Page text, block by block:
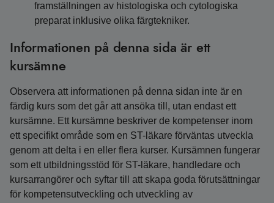
framställningen av histologiska och cytologiska
preparat inklusive olika färgtekniker.
Informationen på denna sida är ett
kursämne
Observera att informationen på denna sidan inte är en
färdig kurs som det går att ansöka till, utan endast ett
kursämne. Ett kursämne beskriver de kompetenser inom
ett specifikt område som en ST-läkare förväntas utveckla
genom att delta i en eller flera kurser. Kursämnen fungerar
som ett utbildningsstöd för ST-läkare, handledare och
kursarrangörer och syftar till att skapa goda förutsättningar
för kompetensutveckling och utveckling av